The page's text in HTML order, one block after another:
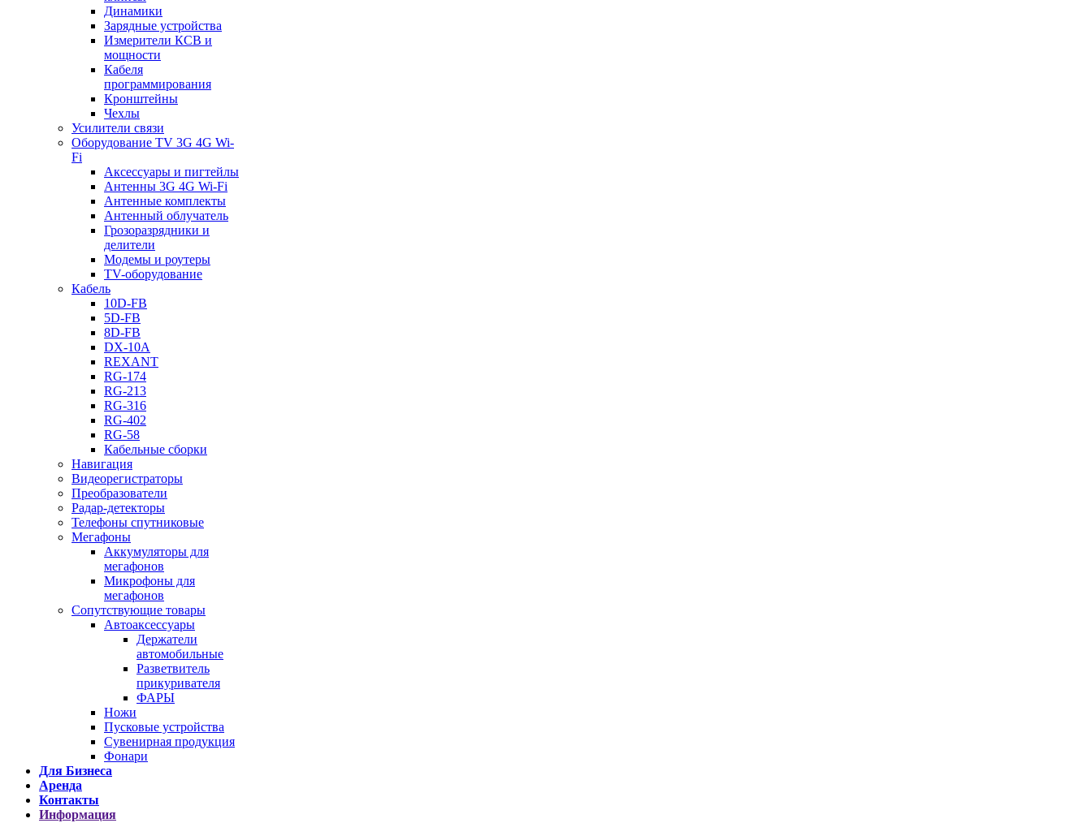
Динамики
Зарядные устройства
Измерители КСВ и
мощности
Кабеля
программирования
Кронштейны
Чехлы
Усилители связи
Оборудование TV 3G 4G Wi-
Fi
Аксессуары и пигтейлы
Антенны 3G 4G Wi-Fi
Антенные комплекты
Антенный облучатель
Грозоразрядники и
делители
Модемы и роутеры
TV-оборудование
Кабель
10D-FB
5D-FB
8D-FB
DX-10A
REXANT
RG-174
RG-213
RG-316
RG-402
RG-58
Кабельные сборки
Навигация
Видеорегистраторы
Преобразователи
Радар-детекторы
Телефоны спутниковые
Мегафоны
Аккумуляторы для
мегафонов
Микрофоны для
мегафонов
Сопутствующие товары
Автоаксессуары
Держатели
автомобильные
Разветвитель
прикуривателя
ФАРЫ
Ножи
Пусковые устройства
Сувенирная продукция
Фонари
Для Бизнеса
Аренда
Контакты
Информация